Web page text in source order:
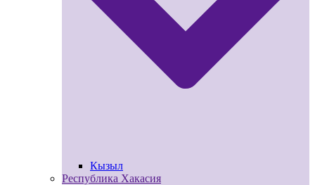
Кызыл
Республика Хакасия